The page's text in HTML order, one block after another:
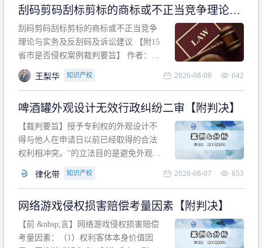
刮码剪码刮标剪标的商标或不正当竞争理论与
实务及反刮码及诉讼建议 【附15省市是否侵权
案例裁判要旨】
刮码剪码刮标剪标的商标或不正当竞争
理论与实务及反刮码及诉讼建议 【附15
省市是否侵权案例裁判要旨】 作者：浙
江杭知桥律师事务所 王梨华 周靖超 【导
读】 第一部分：刮码剪码刮标剪标的商
诉讼建议 第二部分：15省市是否侵权案
例的裁判要旨 目录 第一部分、刮码剪码
刮
王梨华 知识产权 2026-08-08 642
啤酒罐外观设计无效行政纠纷二审【附判决】
【裁判要旨】授予专利权的外观设计不
得与他人在申请日以前已经取得的合法
权利相冲突。”的立法目的是避免外观设
冲突。基于此，凡是因该外观设计的实
于该款规定的规制范畴。“合法权利”不宜
作狭义解释，一般情况下，只要依法享
有的、在本专利申请日之
律化带 知识产权 2026-08-07 653
网络游戏侵权损害赔偿考量因素【附判决】
【前 &nbsp;言】网络游戏侵权损害赔偿
考量因素：（1）权利客体本身价值因